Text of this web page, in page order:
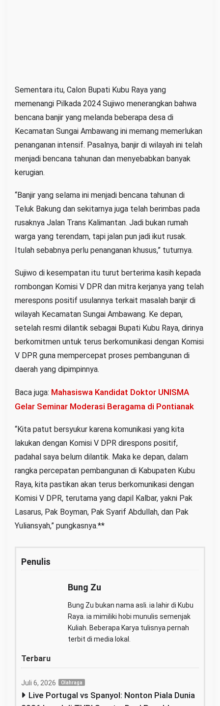
Sementara itu, Calon Bupati Kubu Raya yang
memenangi Pilkada 2024 Sujiwo menerangkan bahwa
bencana banjir yang melanda beberapa desa di
Kecamatan Sungai Ambawang ini memang memerlukan
penanganan intensif. Pasalnya, banjir di wilayah ini telah
menjadi bencana tahunan dan menyebabkan banyak
kerugian.
“Banjir yang selama ini menjadi bencana tahunan di
Teluk Bakung dan sekitarnya juga telah berimbas pada
rusaknya Jalan Trans Kalimantan. Jadi bukan rumah
warga yang terendam, tapi jalan pun jadi ikut rusak.
Itulah sebabnya perlu penanganan khusus,” tuturnya.
Sujiwo di kesempatan itu turut berterima kasih kepada
rombongan Komisi V DPR dan mitra kerjanya yang telah
merespons positif usulannya terkait masalah banjir di
wilayah Kecamatan Sungai Ambawang. Ke depan,
setelah resmi dilantik sebagai Bupati Kubu Raya, dirinya
berkomitmen untuk terus berkomunikasi dengan Komisi
V DPR guna mempercepat proses pembangunan di
daerah yang dipimpinnya.
Baca juga: Mahasiswa Kandidat Doktor UNISMA
Gelar Seminar Moderasi Beragama di Pontianak
“Kita patut bersyukur karena komunikasi yang kita
lakukan dengan Komisi V DPR direspons positif,
padahal saya belum dilantik. Maka ke depan, dalam
rangka percepatan pembangunan di Kabupaten Kubu
Raya, kita pastikan akan terus berkomunikasi dengan
Komisi V DPR, terutama yang dapil Kalbar, yakni Pak
Lasarus, Pak Boyman, Pak Syarif Abdullah, dan Pak
Yuliansyah,” pungkasnya.**
Penulis
Bung Zu
Bung Zu bukan nama asli. ia lahir di Kubu
Raya. ia mimiliki hobi munulis semenjak
Kuliah. Beberapa Karya tulisnya pernah
terbit di media lokal.
Terbaru
Juli 6, 2026 Olahraga
Live Portugal vs Spanyol: Nonton Piala Dunia